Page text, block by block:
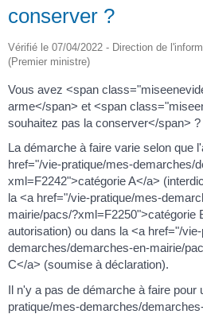
conserver ?
Vérifié le 07/04/2022 - Direction de
(Premier ministre)
Vous avez <span
arme</span> et <span
souhaitez pas la conserver</span> ?
La démarche à faire varie selon que
href="/vie-pratique/mes-demarches/
xml=F2242">catégorie A</a>
la <a href="/vie-pratique/mes-
mairie/pacs/?xml=F2250">catégorie
autorisation) ou dans la <a href="/
demarches/demarches-en-mairie/
C</a> (soumise à déclaration).
Il n'y a pas de démarche à faire pour
pratique/mes-demarches/